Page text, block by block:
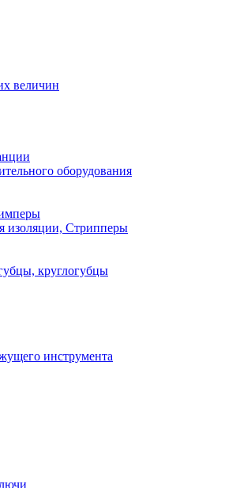
величин
оборудования
изоляции, Стрипперы
круглогубцы
инструмента